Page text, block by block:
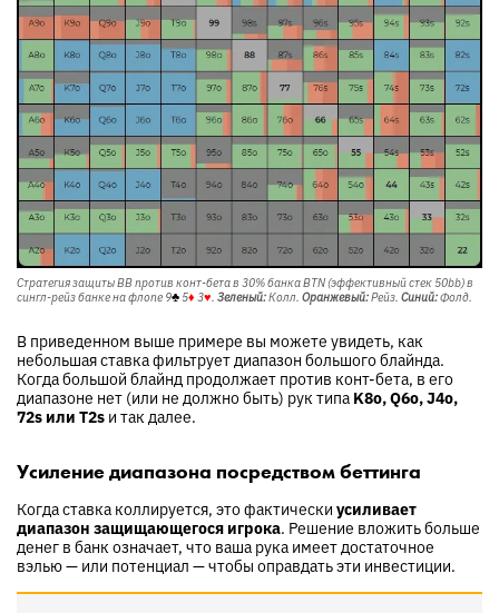
Стратегия защиты BB против конт-бета в 30% банка BTN (эффективный стек 50bb) в
сингл-рейз банке на флопе 9♣5♦ 3♥. Зеленый:Колл. Оранжевый:Рейз. Синий:Фолд.
В приведенном выше примере вы можете увидеть, как
небольшая ставка фильтрует диапазон большого блайнда.
Когда большой блайнд продолжает против конт-бета, в его
диапазоне нет (или не должно быть) рук типа K8o, Q6o, J4o,
72s или T2s и так далее.
Усиление диапазона посредством беттинга
Когда ставка коллируется, это фактически усиливает
диапазон защищающегося игрока. Решение вложить больше
денег в банк означает, что ваша рука имеет достаточное
вэлью — или потенциал — чтобы оправдать эти инвестиции.